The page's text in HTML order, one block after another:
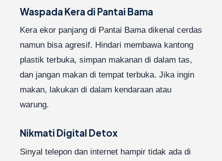
Waspada Kera di Pantai Bama
Kera ekor panjang di Pantai Bama dikenal cerdas
namun bisa agresif. Hindari membawa kantong
plastik terbuka, simpan makanan di dalam tas,
dan jangan makan di tempat terbuka. Jika ingin
makan, lakukan di dalam kendaraan atau
warung.
Nikmati Digital Detox
Sinyal telepon dan internet hampir tidak ada di